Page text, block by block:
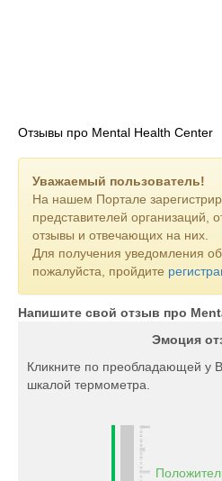
Отзывы про Mental Health Center
Уважаемый пользователь!
На нашем Портале
представителей организаций,
отзывы и отвечающих на них.
Для получения уведомления об
пожалуйста, пройдите
Напишите свой отзыв про
Эмоция
Кликните по преобладающей у
шкалой термометра.